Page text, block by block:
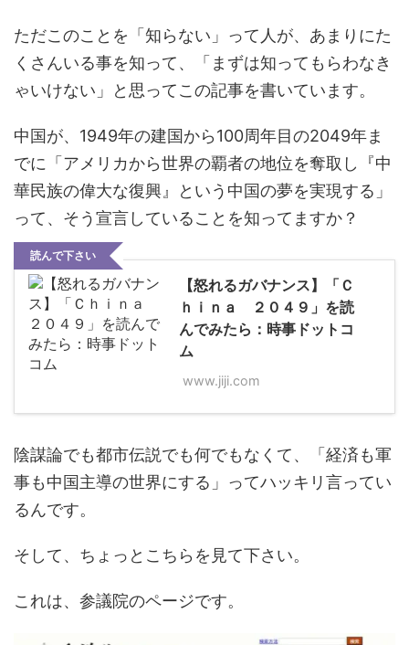
ただこのことを「知らない」って人が、あまりにた
くさんいる事を知って、「まずは知ってもらわなき
ゃいけない」と思ってこの記事を書いています。
中国が、1949年の建国から100周年目の2049年ま
でに「アメリカから世界の覇者の地位を奪取し『中
華民族の偉大な復興』という中国の夢を実現する」
って、そう宣言していることを知ってますか？
読んで下さい
【怒れるガバナンス】「Ｃ
ｈｉｎａ ２０４９」を読
んでみたら：時事ドットコ
ム
www.jiji.com
陰謀論でも都市伝説でも何でもなくて、「経済も軍
事も中国主導の世界にする」ってハッキリ言ってい
るんです。
そして、ちょっとこちらを見て下さい。
これは、参議院のページです。